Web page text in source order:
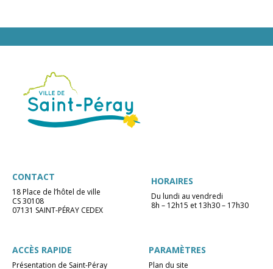
CONTACT
18 Place de l’hôtel de ville
CS 30108
07131 SAINT-PÉRAY CEDEX
HORAIRES
Du lundi au vendredi
8h – 12h15 et 13h30 – 17h30
ACCÈS RAPIDE
Présentation de Saint-Péray
PARAMÈTRES
Plan du site